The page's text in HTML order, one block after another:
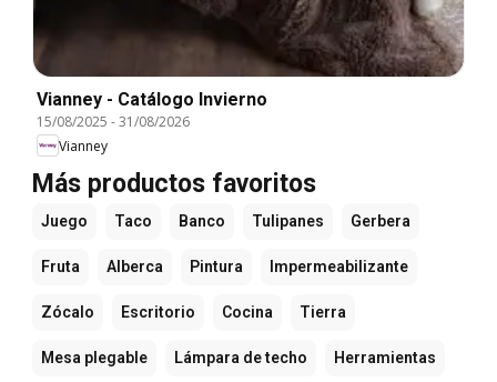
Vianney - Catálogo Invierno
15/08/2025 -31/08/2026
Vianney
Más productos favoritos
Juego Taco Banco Tulipanes Gerbera
Fruta Alberca Pintura Impermeabilizante
Zócalo Escritorio Cocina Tierra
Mesa plegable Lámpara de techo Herramientas